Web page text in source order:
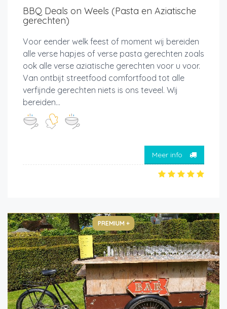
BBQ Deals on Weels (Pasta en Aziatische
gerechten)
Voor eender welk feest of moment wij bereiden
alle verse hapjes of verse pasta gerechten zoals
ook alle verse aziatische gerechten voor u voor.
Van ontbijt streetfood comfortfood tot alle
verfijnde gerechten niets is ons teveel. Wij
bereiden...
Meer info
PREMIUM +